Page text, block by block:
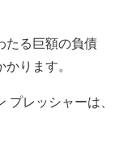
たる巨額の負債
ります。
プレッシャーは、